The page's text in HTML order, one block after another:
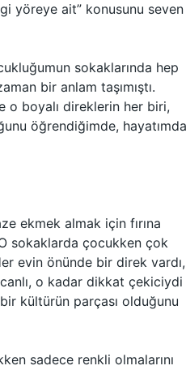
yöreye ait” konusunu seven
sokaklarında hep
bir anlam taşımıştı.
o boyalı direklerin her biri,
öğrendiğimde, hayatımda
ekmek almak için fırına
sokaklarda çocukken çok
evin önünde bir direk vardı,
canlı, o kadar dikkat çekiciydi
kültürün parçası olduğunu
sadece renkli olmalarını